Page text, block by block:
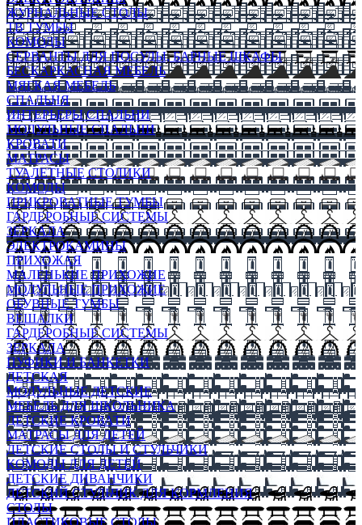
ЖУРНАЛЬНЫЕ СТОЛЫ
ТВ ТУМБЫ
КОМОДЫ
СЕРВАНТЫ ДЛЯ ПОСУДЫ, БАРНЫЕ ШКАФЫ
БЕСКАРКАСНАЯ МЕБЕЛЬ
МЯГКАЯ МЕБЕЛЬ
СПАЛЬНЯ
ИНТЕРЬЕРЫ СПАЛЬНИ
МОДУЛЬНЫЕ СПАЛЬНИ
КРОВАТИ
МАТРАСЫ
ТУАЛЕТНЫЕ СТОЛИКИ
КОМОДЫ
ПРИКРОВАТНЫЕ ТУМБЫ
ГАРДЕРОБНЫЕ СИСТЕМЫ
ЗЕРКАЛА
ЭЛЕКТРОКАМИНЫ
ПРИХОЖАЯ
МАЛЕНЬКИЕ ПРИХОЖИЕ
МОДУЛЬНЫЕ ПРИХОЖИЕ
ОБУВНЫЕ ТУМБЫ
ВЕШАЛКИ
ГАРДЕРОБНЫЕ СИСТЕМЫ
ЗЕРКАЛА
ПУФИКИ И БАНКЕТКИ
ДЕТСКАЯ
МОДУЛЬНЫЕ ДЕТСКИЕ
МЕБЕЛЬ ДЛЯ ШКОЛЬНИКА
ДЕТСКИЕ КРОВАТИ
МАТРАСЫ ДЛЯ ДЕТЕЙ
ДЕТСКИЕ СТОЛЫ И СТУЛЬЧИКИ
КОМОДЫ ДЛЯ ДЕТЕЙ
ДЕТСКИЕ ДИВАНЧИКИ
ДЕТСКИЙ СТУЛЬЧИК ДЛЯ КОРМЛЕНИЯ
СТОЛЫ